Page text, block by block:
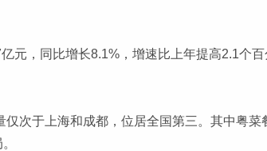
元，同比增长8.1%，增速比上年提高2.1个
次于上海和成都，位居全国第三。其中粤菜